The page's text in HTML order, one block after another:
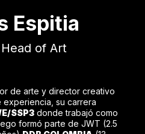
Espitia
of Art
de arte y director creativo
su carrera
SSP3 donde trabajó como
formó parte de JWT (2.5